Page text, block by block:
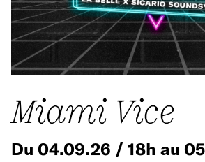
Miami Vice
Du 04.09.26 / 18h au